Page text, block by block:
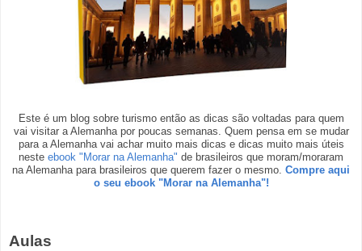
Este é um blog sobre turismo então as dicas são voltadas para quem
vai visitar a Alemanha por poucas semanas. Quem pensa em se mudar
para a Alemanha vai achar muito mais dicas e dicas muito mais úteis
neste ebook "Morar na Alemanha" de brasileiros que moram/moraram
na Alemanha para brasileiros que querem fazer o mesmo. Compre aqui
o seu ebook "Morar na Alemanha"!
Aulas